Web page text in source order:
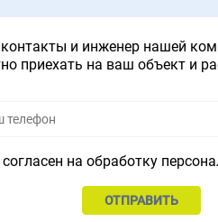
контакты и инженер нашей
приехать на ваш объект и
согласен на обработку